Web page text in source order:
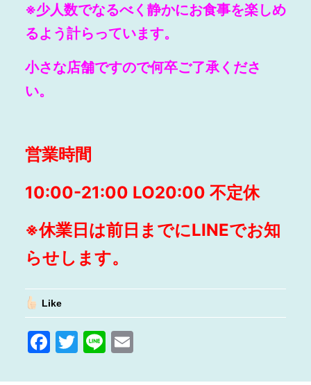
※少人数でなるべく静かにお食事を楽しめ
るよう計らっています。
小さな店舗ですので何卒ご了承くださ
い。
営業時間
10:00-21:00 LO20:00 不定休
※休業日は前日までにLINEでお知
らせします。
Like
F T Li E